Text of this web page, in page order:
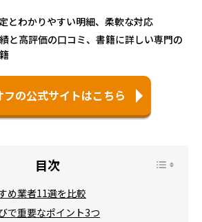
とわかりやすい明細、柔軟な対応
と高評価の口コミ、書籍に詳しい専門の
フの公式サイトはこちら
め業者11選を比較
で重要なポイント3つ